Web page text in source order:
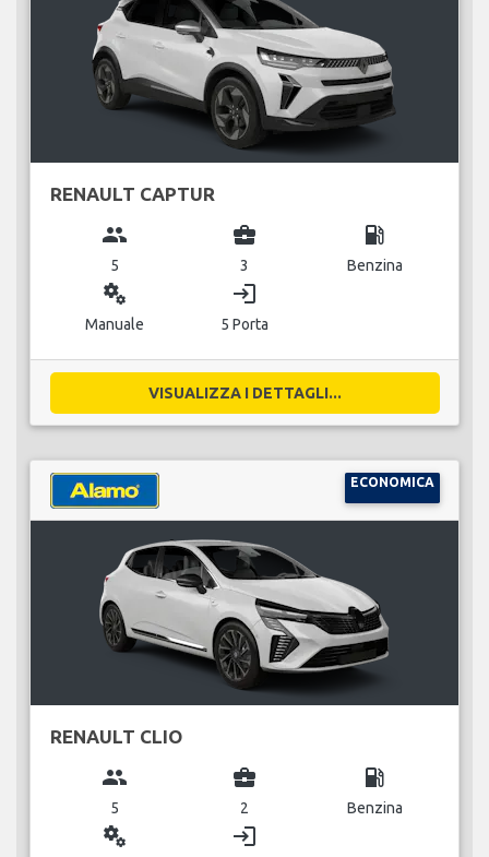
RENAULT CAPTUR
group
5
business_center
3
local_gas_station
Benzina
miscellaneous_services
Manuale
login
5 Porta
VISUALIZZA I DETTAGLI...
ECONOMICA
RENAULT CLIO
group
5
business_center
2
local_gas_station
Benzina
miscellaneous_services login